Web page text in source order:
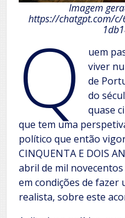
Imagem
https://chatgpt.com/
Q
uem
viver
de
do
quase
que tem uma
político que então
CINQUENTA E DOIS
abril de mil
em condições de fazer
realista, sobre este